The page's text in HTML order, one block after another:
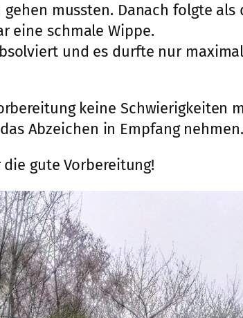
mussten. Danach folgte
eine schmale Wippe.
und es durfte nur maximal
keine Schwierigkeiten
Abzeichen in Empfang nehmen.
gute Vorbereitung!